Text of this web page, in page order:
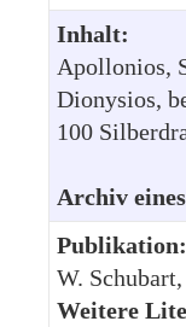
Inhalt:
Apollonios,
Dionysios,
100
Archiv
Publikation:
W.
Weitere